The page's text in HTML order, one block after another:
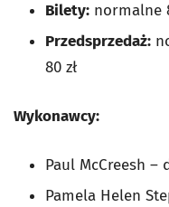
Bilety: normalne
Przedsprzedaż:
80 zł
Wykonawcy:
Paul McCreesh –
Pamela Helen